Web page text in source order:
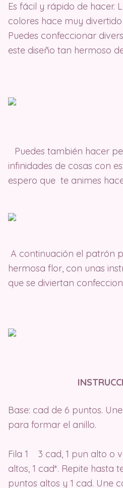
Es fácil y rápido de hacer.
colores hace muy
Puedes confeccionar
este diseño tan hermoso
Puedes también hacer
infinidades de cosas con
espero que te animes
A continuación el patrón
hermosa flor, con unas
que se diviertan
Base: cad de 6 puntos.
para formar el anillo.
Fila 1 3 cad, 1 pun alto o
altos, 1 cad*. Repite hasta
puntos altos y 1 cad. Une